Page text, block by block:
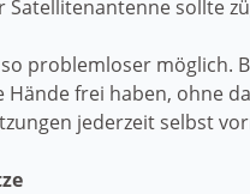
sollte
problemloser möglich.
Hände frei haben, ohne
jederzeit selbst